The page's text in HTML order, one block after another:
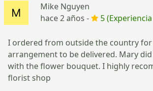
Mike Nguyen
hace 2 años -
5
I ordered from outside the country for
arrangement to be delivered. Mary
with the flower bouquet. I highly
florist shop